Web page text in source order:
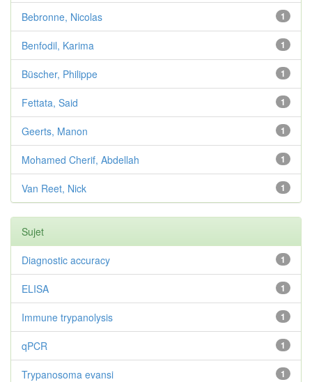
1
Bebronne, Nicolas
1
Benfodil, Karima
1
Büscher, Philippe
1
Fettata, Said
1
Geerts, Manon
1
Mohamed Cherif, Abdellah
1
Van Reet, Nick
Sujet
1
Diagnostic accuracy
1
ELISA
1
Immune trypanolysis
1
qPCR
1
Trypanosoma evansi